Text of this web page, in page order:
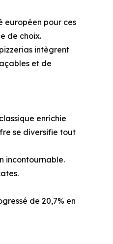
européen pour ces
de choix.
intègrent
et de
enrichie
se diversifie tout
incontournable.
de 20,7% en